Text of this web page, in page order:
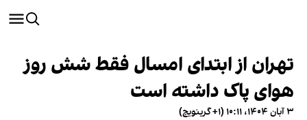
تهران از ابتدای امسال فقط شش روز
هوای پاک داشته است
۳ آبان ۱۴۰۴، ۱۰:۱۱ (‎+۱ گرینویچ)